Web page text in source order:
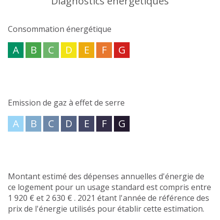
Immobilier qui se fera un plaisir de vous renseigner et
Les informations sur les risques auxquels ce bien est
exposé sont disponibles sur le site
Consommation énergétique
A B C D E F G
Emission de gaz à effet de serre
A B C D E F G
Montant estimé des dépenses annuelles d'énergie de
ce logement pour un usage standard est compris entre
1 920 € et 2 630 € . 2021 étant l'année de référence des
prix de l'énergie utilisés pour établir cette estimation.